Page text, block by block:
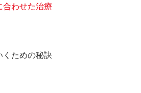
わせた治療
ための秘訣